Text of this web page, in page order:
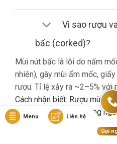
Vì sao rượu
bấc (corked)?
Mùi nút bấc là lỗi do nấm
nhiên), gây mùi ẩm mốc,
rượu. Tỉ lệ xảy ra ~2–5% với
Cách nhận biết: Rượu mùi
hương trái cây dù là vang
Nếu gặp lỗi này, bạn nên
Menu Liên hệ
Gọi